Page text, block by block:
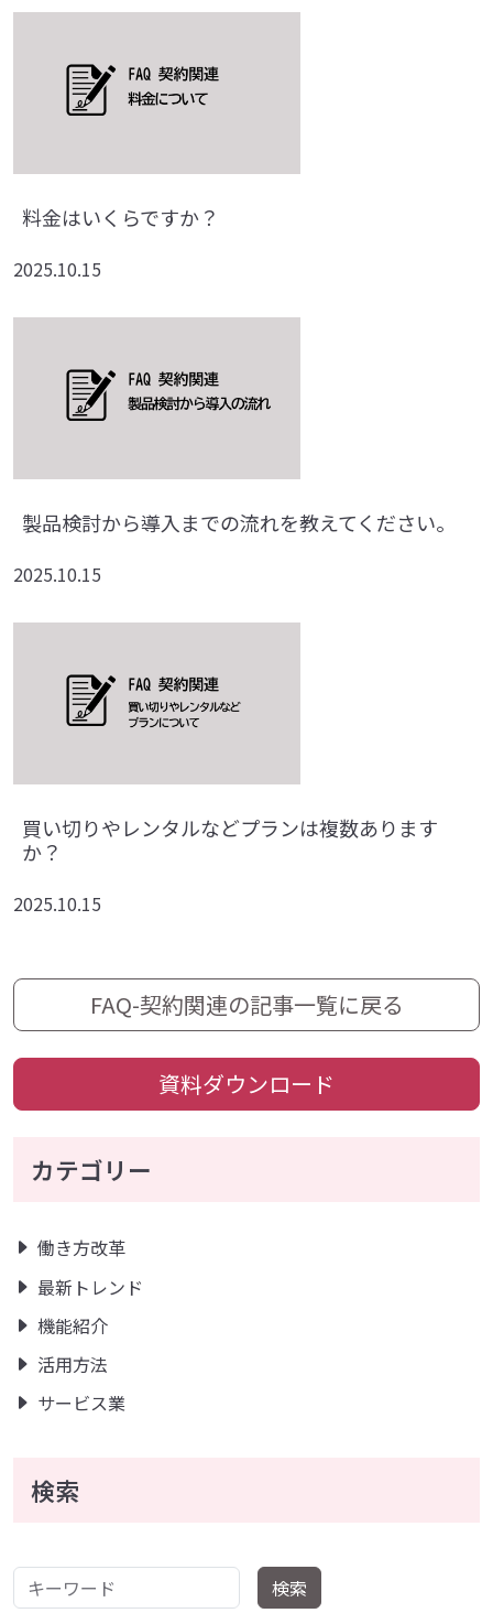
料金はいくらですか？
2025.10.15
製品検討から導入までの流れを教えてください。
2025.10.15
買い切りやレンタルなどプランは複数あります
か？
2025.10.15
FAQ-契約関連の記事一覧に戻る
資料ダウンロード
カテゴリー
働き方改革
最新トレンド
機能紹介
活用方法
サービス業
検索
キーワード 検索